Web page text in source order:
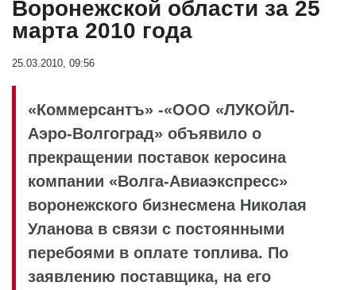
Воронежской области за 25
марта 2010 года
25.03.2010, 09:56
«Коммерсантъ» -«ООО «ЛУКОЙЛ-
Аэро-Волгоград» объявило о
прекращении поставок керосина
компании «Волга-Авиаэкспресс»
воронежского бизнесмена Николая
Уланова в связи с постоянными
перебоями в оплате топлива. По
заявлению поставщика, на его